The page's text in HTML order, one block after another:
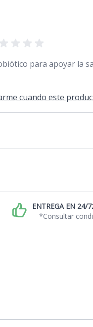
para apoyar la
cuando este
ENTREGA EN 24/
*Consultar